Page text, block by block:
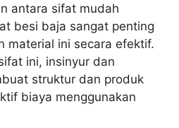
antara sifat mudah
besi baja sangat penting
material ini secara efektif.
ini, insinyur dan
struktur dan produk
biaya menggunakan